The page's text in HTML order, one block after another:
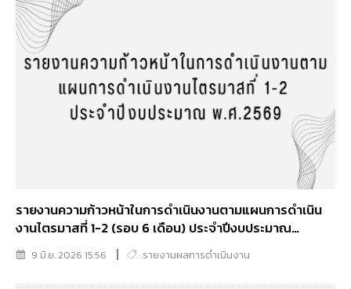
รายงานความก้าวหน้าในการดำเนินงานตามแผนการดำเนิน
งานไตรมาสที่ 1-2 (รอบ 6 เดือน) ประจำปีงบประมาณ
พ.ศ.2569
9 มิ.ย. 2026 15:56 รายงานผลการดำเนินงาน